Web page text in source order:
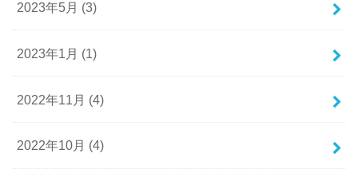
2023年5月 (3)
2023年1月 (1)
2022年11月 (4)
2022年10月 (4)